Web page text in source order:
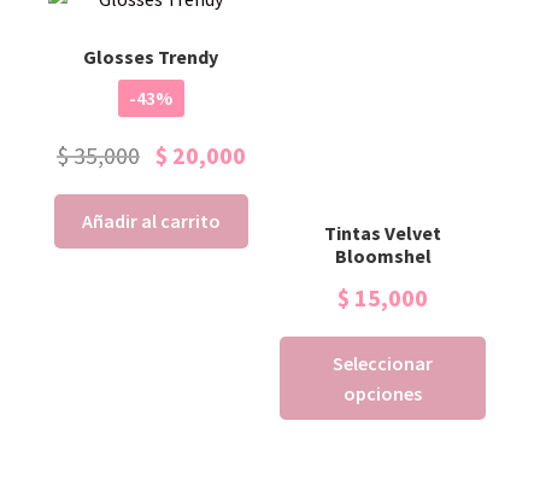
Glosses Trendy
-43%
$35,000 $ 20,000
Añadir al carrito
Tintas Velvet
Bloomshel
$ 15,000
Seleccionar
opciones